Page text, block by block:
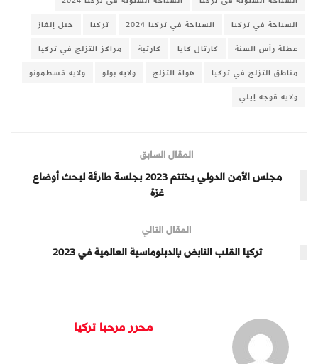
السياحة في تركيا
السياحة في تركيا 2024 تركيا
جبل إلغاز
عطلة رأس السنة
كارتال كايا كارتبة
مراكز التزلج في تركيا
مناطق التزلج في تركيا
هواة التزلج ولاية بولو
ولاية قسطمونو
ولاية قوجة إيلي
المقال السابق
مجلس الأمن الدولي يختتم 2023 بجلسة طارئة لبحث أوضاع
غزة
المقال التالي
تركيا القلب النابض بالدبلوماسية العالمية في 2023
محرر مرحبا تركيا